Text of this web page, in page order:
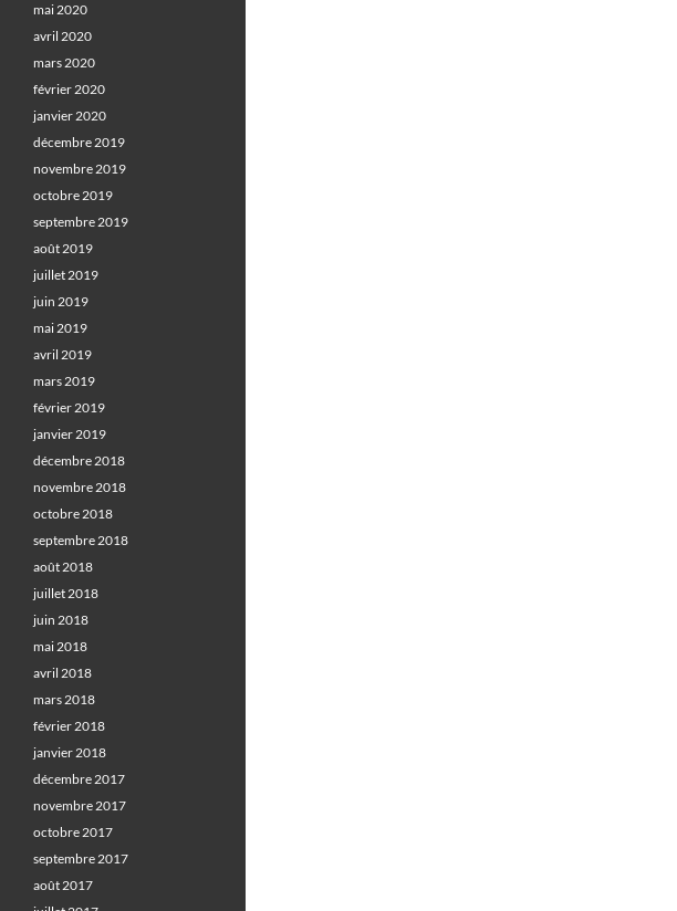
mai 2020
avril 2020
mars 2020
février 2020
janvier 2020
décembre 2019
novembre 2019
octobre 2019
septembre 2019
août 2019
juillet 2019
juin 2019
mai 2019
avril 2019
mars 2019
février 2019
janvier 2019
décembre 2018
novembre 2018
octobre 2018
septembre 2018
août 2018
juillet 2018
juin 2018
mai 2018
avril 2018
mars 2018
février 2018
janvier 2018
décembre 2017
novembre 2017
octobre 2017
septembre 2017
août 2017